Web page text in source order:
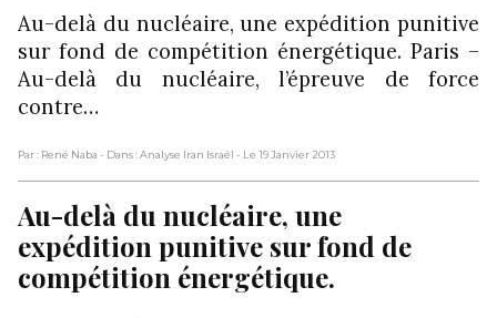
Au-delà du nucléaire, une expédition punitive
sur fond de compétition énergétique. Paris –
Au-delà du nucléaire, l’épreuve de force
contre…
Par : René Naba - Dans : Analyse Iran Israël - Le 19 Janvier 2013
Au-delà du nucléaire, une
expédition punitive sur fond de
compétition énergétique.